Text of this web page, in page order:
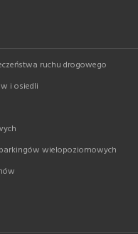
ruchu drogowego
i osiedli
wielopoziomowych